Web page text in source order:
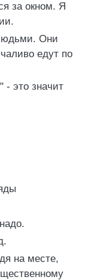
за окном. Я
Они
едут по
- это значит
на месте,